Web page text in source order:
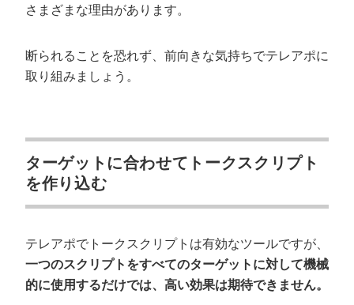
さまざまな理由があります。
断られることを恐れず、前向きな気持ちでテレアポに
取り組みましょう。
ターゲットに合わせてトークスクリプト
を作り込む
テレアポでトークスクリプトは有効なツールですが、
一つのスクリプトをすべてのターゲットに対して機械
的に使用するだけでは、高い効果は期待できません。